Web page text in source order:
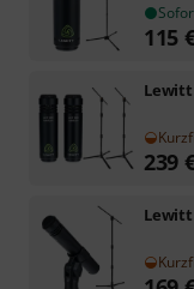
115
Lewitt
239
Lewitt